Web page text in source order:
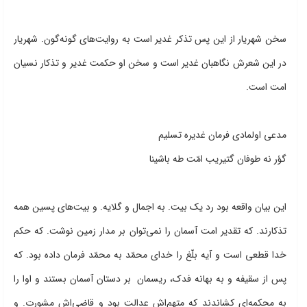
سخن شهریار از این پس تذکر غدیر است به روایت‌های گونه‌گون. شهریار
در این شعرش نگاهبان غدیر است و سخن او حکمت غدیر و تذکار نسیان
امت است.
مدعی اولمادی فرمان غدیره تسلیم
گؤر نه طوفان گتیریب امّت طه باشینا
این بیان واقعه بود رد یک بیت. به اجمال و گلایه. و بیت‌های پسین همه
تذکارند. که تقدیر امت آسمان را نمی‌توان بر مدار زمین نوشت. که حکم
خدا قطعی است و آیه بلّغ را خدای محمّد به محمّد فرمان داده بود. که
پس از سقیفه و به بهانه فدک، ریسمان بر دستان آسمان بستند و اوا را
به محکمه‌ای کشاندند که متهم‌اش عدالت بود و قاضی‌اش مشورت. و